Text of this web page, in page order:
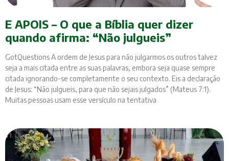
E APOIS – O que a Bíblia quer dizer
quando afirma: “Não julgueis”
GotQuestions A ordem de Jesus para não julgarmos os outros talvez
seja a mais citada entre as suas palavras, embora seja quase sempre
citada ignorando-se completamente o seu contexto. Eis a declaração
de Jesus: “Não julgueis, para que não sejais julgados” (Mateus 7:1).
Muitas pessoas usam esse versículo na tentativa